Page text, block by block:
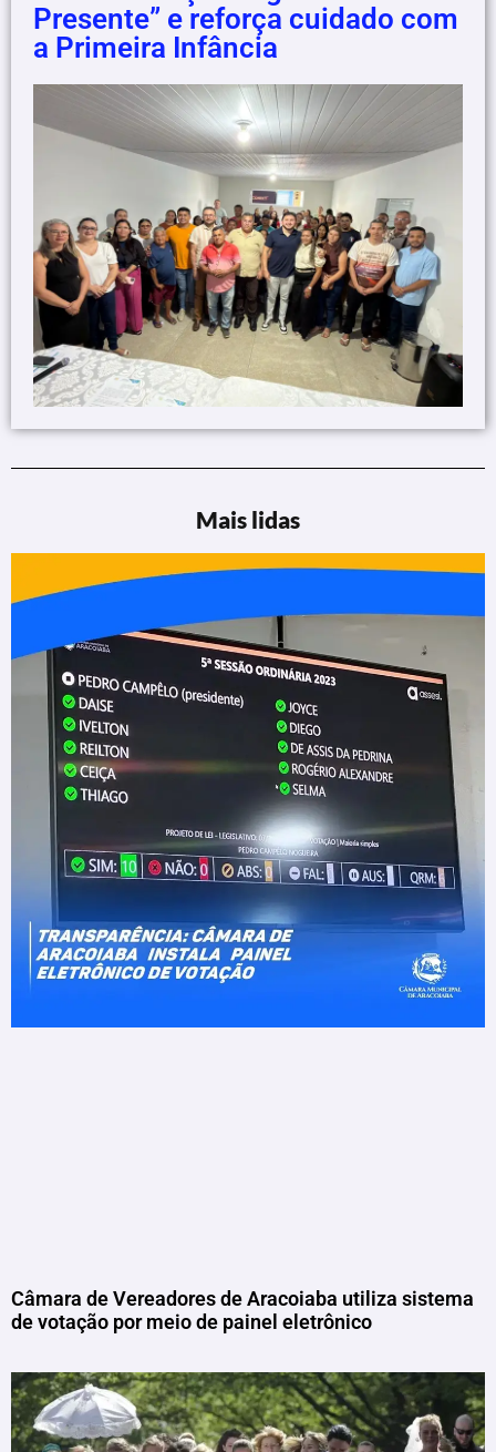
Presente” e reforça cuidado com
a Primeira Infância
Mais lidas
Câmara de Vereadores de Aracoiaba utiliza sistema
de votação por meio de painel eletrônico